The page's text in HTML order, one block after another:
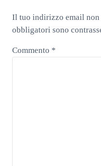
Il tuo indirizzo email non
obbligatori sono
Commento *